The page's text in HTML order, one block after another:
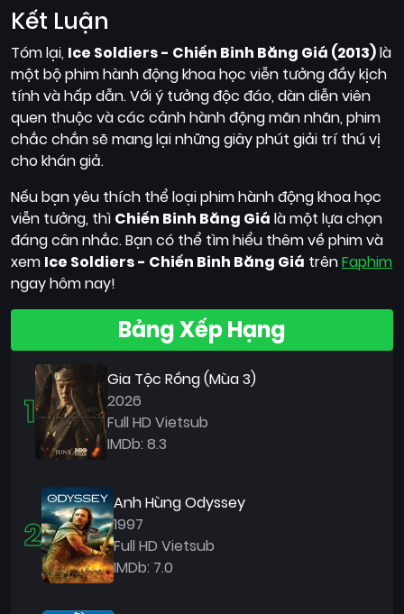
Kết Luận
Tóm lại, Ice Soldiers - Chiến Binh Băng Giá (2013)là
một bộ phim hành động khoa học viễn tưởng đầy kịch
tính và hấp dẫn. Với ý tưởng độc đáo, dàn diễn viên
quen thuộc và các cảnh hành động mãn nhãn, phim
chắc chắn sẽ mang lại những giây phút giải trí thú vị
cho khán giả.
Nếu bạn yêu thích thể loại phim hành động khoa học
viễn tưởng, thì Chiến Binh Băng Giá là một lựa chọn
đáng cân nhắc. Bạn có thể tìm hiểu thêm về phim và
xem Ice Soldiers - Chiến Binh Băng Giá trênFaphim
ngay hôm nay!
Bảng Xếp Hạng
1
Gia Tộc Rồng (Mùa 3)
2026
Full HD Vietsub
IMDb: 8.3
2
Anh Hùng Odyssey
1997
Full HD Vietsub
IMDb: 7.0